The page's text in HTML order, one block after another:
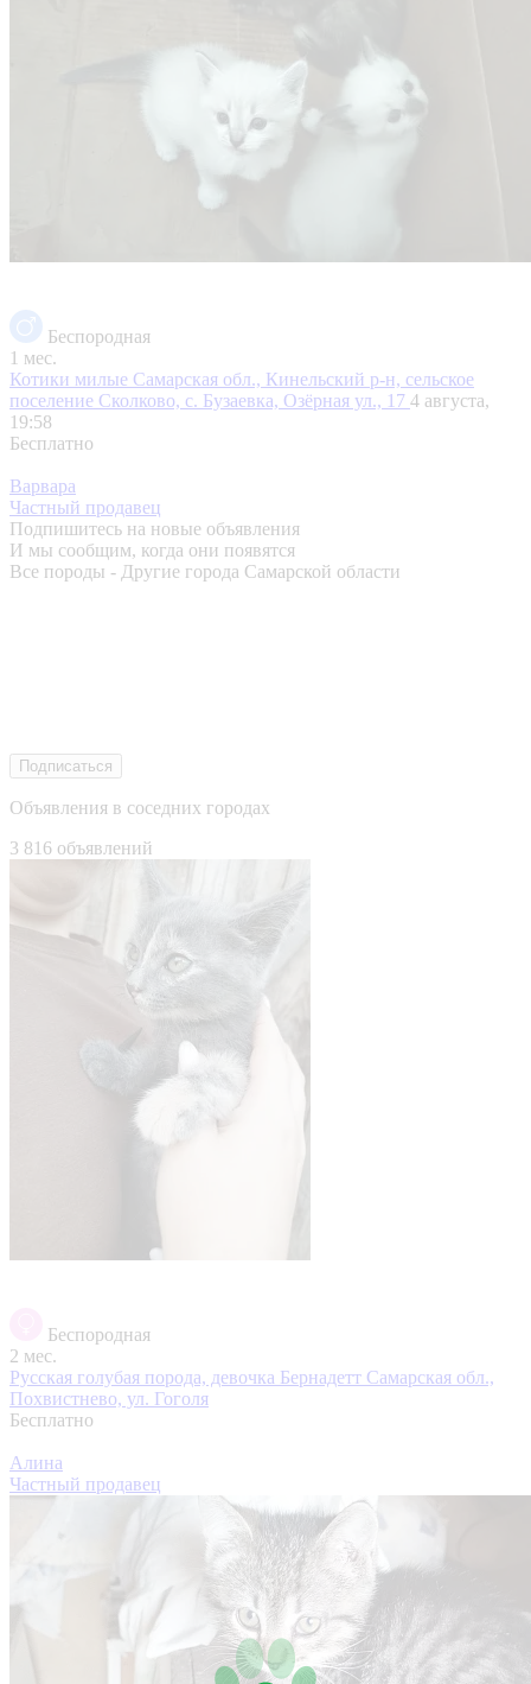
Беспородная
1 мес.
Котики милые Самарская обл., Кинельский р-н, сельское
поселение Сколково, с. Бузаевка, Озёрная ул., 17 4 августа,
19:58
Бесплатно
Варвара
Частный продавец
Подпишитесь на новые объявления
И мы сообщим, когда они появятся
Все породы - Другие города Самарской области
Подписаться
Объявления в соседних городах
3 816 объявлений
Беспородная
2 мес.
Русская голубая порода, девочка Бернадетт Самарская обл.,
Похвистнево, ул. Гоголя
Бесплатно
Алина
Частный продавец